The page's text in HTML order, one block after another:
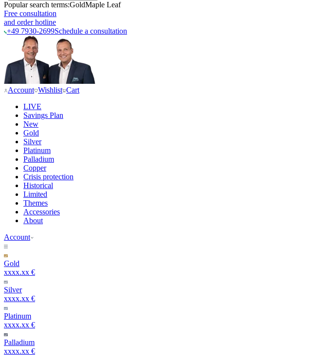
Popular search terms:GoldMaple Leaf
Free consultation
and order hotline
+49 7930-2699Schedule a consultation
Account Wishlist Cart
LIVE
Savings Plan
New
Gold
Silver
Platinum
Palladium
Copper
Crisis protection
Historical
Limited
Themes
Accessories
About
Account
Gold
xxxx.xx €
Silver
xxxx.xx €
Platinum
xxxx.xx €
Palladium
xxxx.xx €